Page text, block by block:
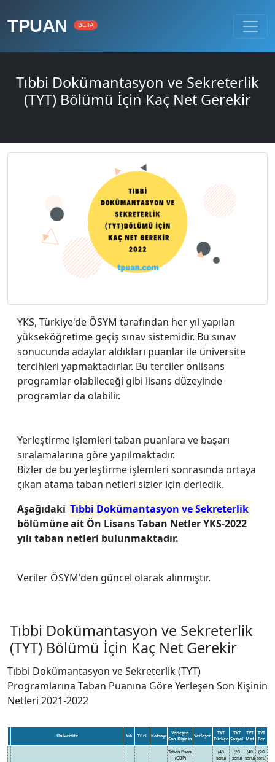
TPUAN BETA
Tıbbi Dokümantasyon ve Sekreterlik
(TYT) Bölümü İçin Kaç Net Gerekir
YKS, Türkiye'de ÖSYM tarafından her yıl yapılan
yükseköğretime geçiş sınav sistemidir. Bu sınav
sonucunda adaylar aldıkları puanlar ile üniversite
tercihleri yapmaktadırlar. Bu terciler önlisans
programlar olabileceği gibi lisans düzeyinde
programlar da olabilir.
Yerleştirme işlemleri taban puanlara ve başarı
sıralamalarına göre yapılmaktadır.
Bizler de bu yerleştirme işlemleri sonrasında ortaya
çıkan atama taban netleri sizler için derledik.
Aşağıdaki Tıbbi Dokümantasyon ve Sekreterlik
bölümüne ait Ön Lisans Taban Netler YKS-2022
yılı taban netleri bulunmaktadır.
Veriler ÖSYM'den güncel olarak alınmıştır.
Tıbbi Dokümantasyon ve Sekreterlik
(TYT) Bölümü İçin Kaç Net Gerekir
Tıbbi Dokümantasyon ve Sekreterlik (TYT)
Programlarına Taban Puanına Göre Yerleşen Son Kişinin
Netleri 2021-2022
Üniversite Yılı Türü Katsayı
Yerleşen
Son Kişinin
Yerleşen
TYT
Türkçe
TYT
Sosyal
TYT
Mat
TYT
Fen
Taban Puanı
(OBP)
(40
soru)
(20
soru)
(40
soru)
(20
soru)